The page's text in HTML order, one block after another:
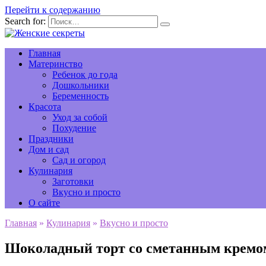
Перейти к содержанию
Search for:
Главная
Материнство
Ребенок до года
Дошкольники
Беременность
Красота
Уход за собой
Похудение
Праздники
Дом и сад
Сад и огород
Кулинария
Заготовки
Вкусно и просто
О сайте
Главная » Кулинария » Вкусно и просто
Шоколадный торт со сметанным